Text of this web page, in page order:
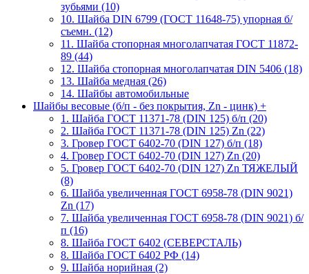
зубьями (10)
10. Шайба DIN 6799 (ГОСТ 11648-75) упорная б/
съемн. (12)
11. Шайба стопорная многолапчатая ГОСТ 11872-
89 (44)
12. Шайба стопорная многолапчатая DIN 5406 (18)
13. Шайба медная (26)
14. Шайбы автомобильные
Шайбы весовые (б/п - без покрытия, Zn - цинк) +
1. Шайба ГОСТ 11371-78 (DIN 125) б/п (20)
2. Шайба ГОСТ 11371-78 (DIN 125) Zn (22)
3. Гровер ГОСТ 6402-70 (DIN 127) б/п (18)
4. Гровер ГОСТ 6402-70 (DIN 127) Zn (20)
5. Гровер ГОСТ 6402-70 (DIN 127) Zn ТЯЖЕЛЫЙ
(8)
6. Шайба увеличенная ГОСТ 6958-78 (DIN 9021)
Zn (17)
7. Шайба увеличенная ГОСТ 6958-78 (DIN 9021) б/
п (16)
8. Шайба ГОСТ 6402 (СЕВЕРСТАЛЬ)
8. Шайба ГОСТ 6402 РФ (14)
9. Шайба норийная (2)